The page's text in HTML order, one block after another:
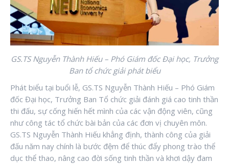
GS.TS Nguyễn Thành Hiếu – Phó Giám đốc Đại học, Trưởng
Ban tổ chức giải phát biểu
Phát biểu tại buổi lễ, GS.TS Nguyễn Thành Hiếu – Phó Giám
đốc Đại học, Trưởng Ban Tổ chức giải đánh giá cao tinh thần
thi đấu, sự cống hiến hết mình của các vận động viên, cũng
như công tác tổ chức bài bản của các đơn vị chuyên môn.
GS.TS Nguyễn Thành Hiếu khẳng định, thành công của giải
đấu năm nay chính là bước đệm để thúc đẩy phong trào thể
dục thể thao, nâng cao đời sống tinh thần và khơi dậy đam